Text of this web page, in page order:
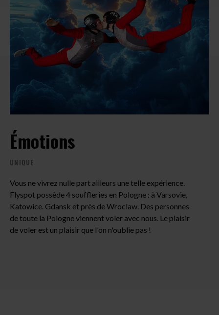
Émotions
UNIQUE
Vous ne vivrez nulle part ailleurs une telle expérience.
Flyspot possède 4 souffleries en Pologne : à Varsovie,
Katowice. Gdansk et près de Wroclaw. Des personnes
de toute la Pologne viennent voler avec nous. Le plaisir
de voler est un plaisir que l'on n'oublie pas !